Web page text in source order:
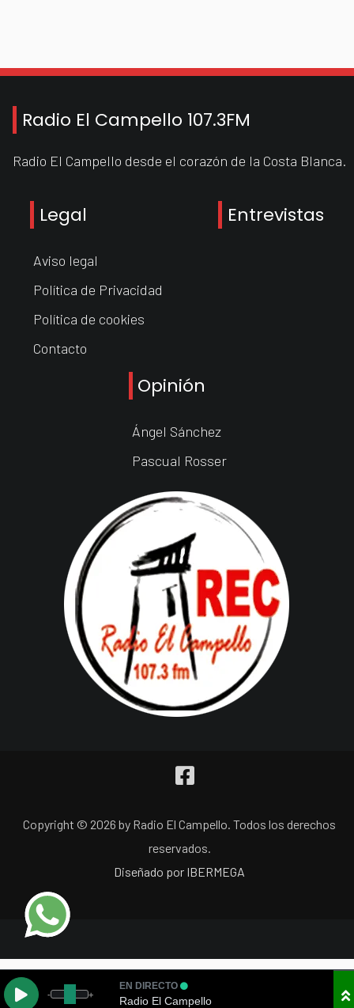
Radio El Campello 107.3FM
Radio El Campello desde el corazón de la Costa Blanca.
Legal
Aviso legal
Política de Privacidad
Política de cookies
Contacto
Entrevistas
Opinión
Ángel Sánchez
Pascual Rosser
Copyright © 2026 by Radio El Campello. Todos los derechos
reservados.
Diseñado por IBERMEGA
- +
EN DIRECTO
Radio El Campello